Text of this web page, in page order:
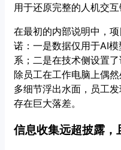
用于还原完整的人机交互
在最初的内部说明中，
诺：一是数据仅用于AI
系；二是在技术侧设置
除员工在工作电脑上偶
多细节浮出水面，员工
存在巨大落差。
信息收集远超披露，